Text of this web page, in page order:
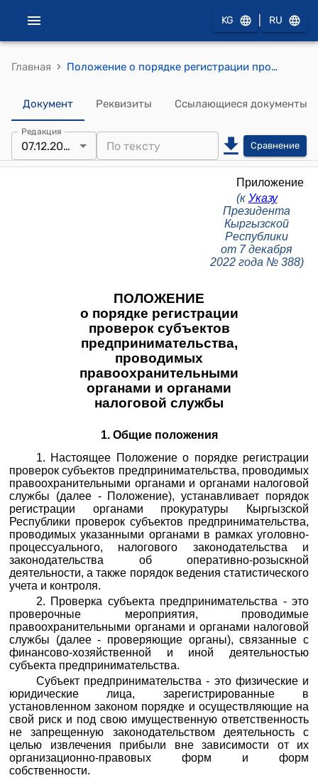
KG RU
Главная › Положение о порядке регистрации проверок субъектов предпринимательства, проводимых правоохранительными органами и органами налоговой службы (к Указу Президента КР от 7 декабря 2022 года № 388)
Документ Реквизиты Ссылающиеся документы
Редакция
07.12.2022 Сравнение